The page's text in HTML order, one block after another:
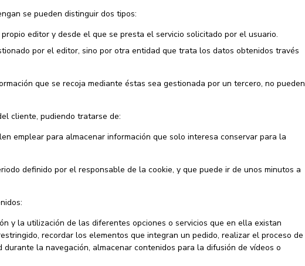
se pueden distinguir dos tipos:
editor y desde el que se presta el servicio solicitado por el usuario.
por el editor, sino por otra entidad que trata los datos obtenidos través
que se recoja mediante éstas sea gestionada por un tercero, no pueden
cliente, pudiendo tratarse de:
emplear para almacenar información que solo interesa conservar para la
definido por el responsable de la cookie, y que puede ir de unos minutos a
y la utilización de las diferentes opciones o servicios que en ella existan
recordar los elementos que integran un pedido, realizar el proceso de
la navegación, almacenar contenidos para la difusión de vídeos o